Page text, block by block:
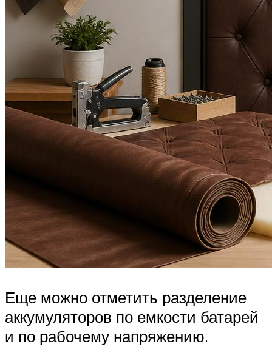
Еще можно отметить разделение
аккумуляторов по емкости батарей
и по рабочему напряжению.